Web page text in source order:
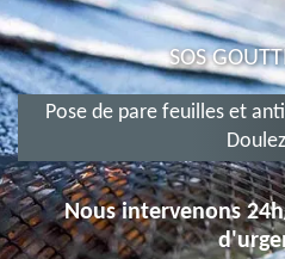
SOS
Pose de pare feuilles et
Nous intervenons